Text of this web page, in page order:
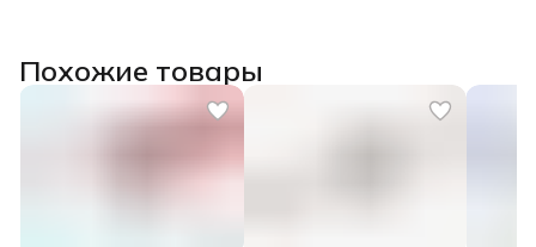
Похожие товары